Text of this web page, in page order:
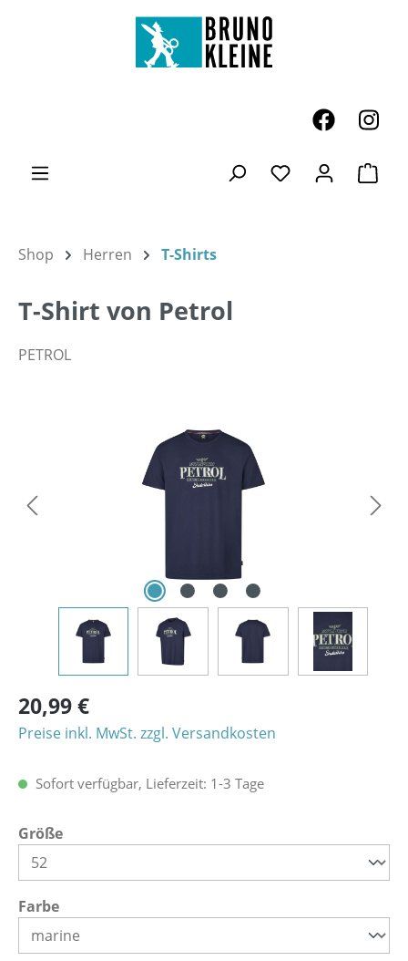
Zum Hauptinhalt springen
Du hast 0
Shop Herren T-Shirts
T-Shirt von Petrol
PETROL
20,99 €
Preise inkl. MwSt. zzgl. Versandkosten
Sofort verfügbar, Lieferzeit: 1-3 Tage
Größeauswählen
Farbeauswählen